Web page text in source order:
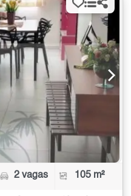
2 vagas 105 m²